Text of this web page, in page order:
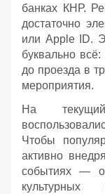
банках КНР.
достаточно
или Apple ID.
буквально
до проезда в
мероприятия.
На
Чтобы
активно
событиях —